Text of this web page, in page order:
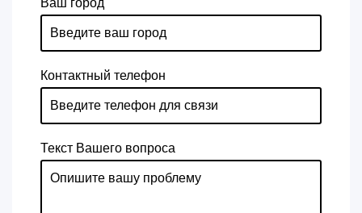
Ваш город
Контактный телефон
Текст Вашего вопроса